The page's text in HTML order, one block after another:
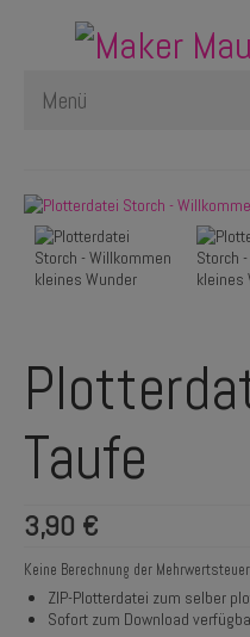
Menü
Plotterdateien
Newsletter
Taufe
3,90 €
Keine Berechnung der
ZIP-Plotterdatei zum selber
Sofort zum Download